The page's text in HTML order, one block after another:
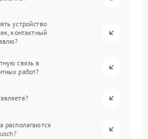
устройство
контактный
связь в
работ?
располагаются